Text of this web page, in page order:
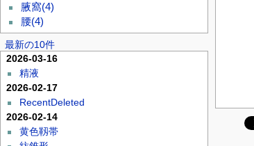
腋窩(4)
腰(4)
最新の10件
2026-03-16
精液
2026-02-17
RecentDeleted
2026-02-14
黄色靱帯